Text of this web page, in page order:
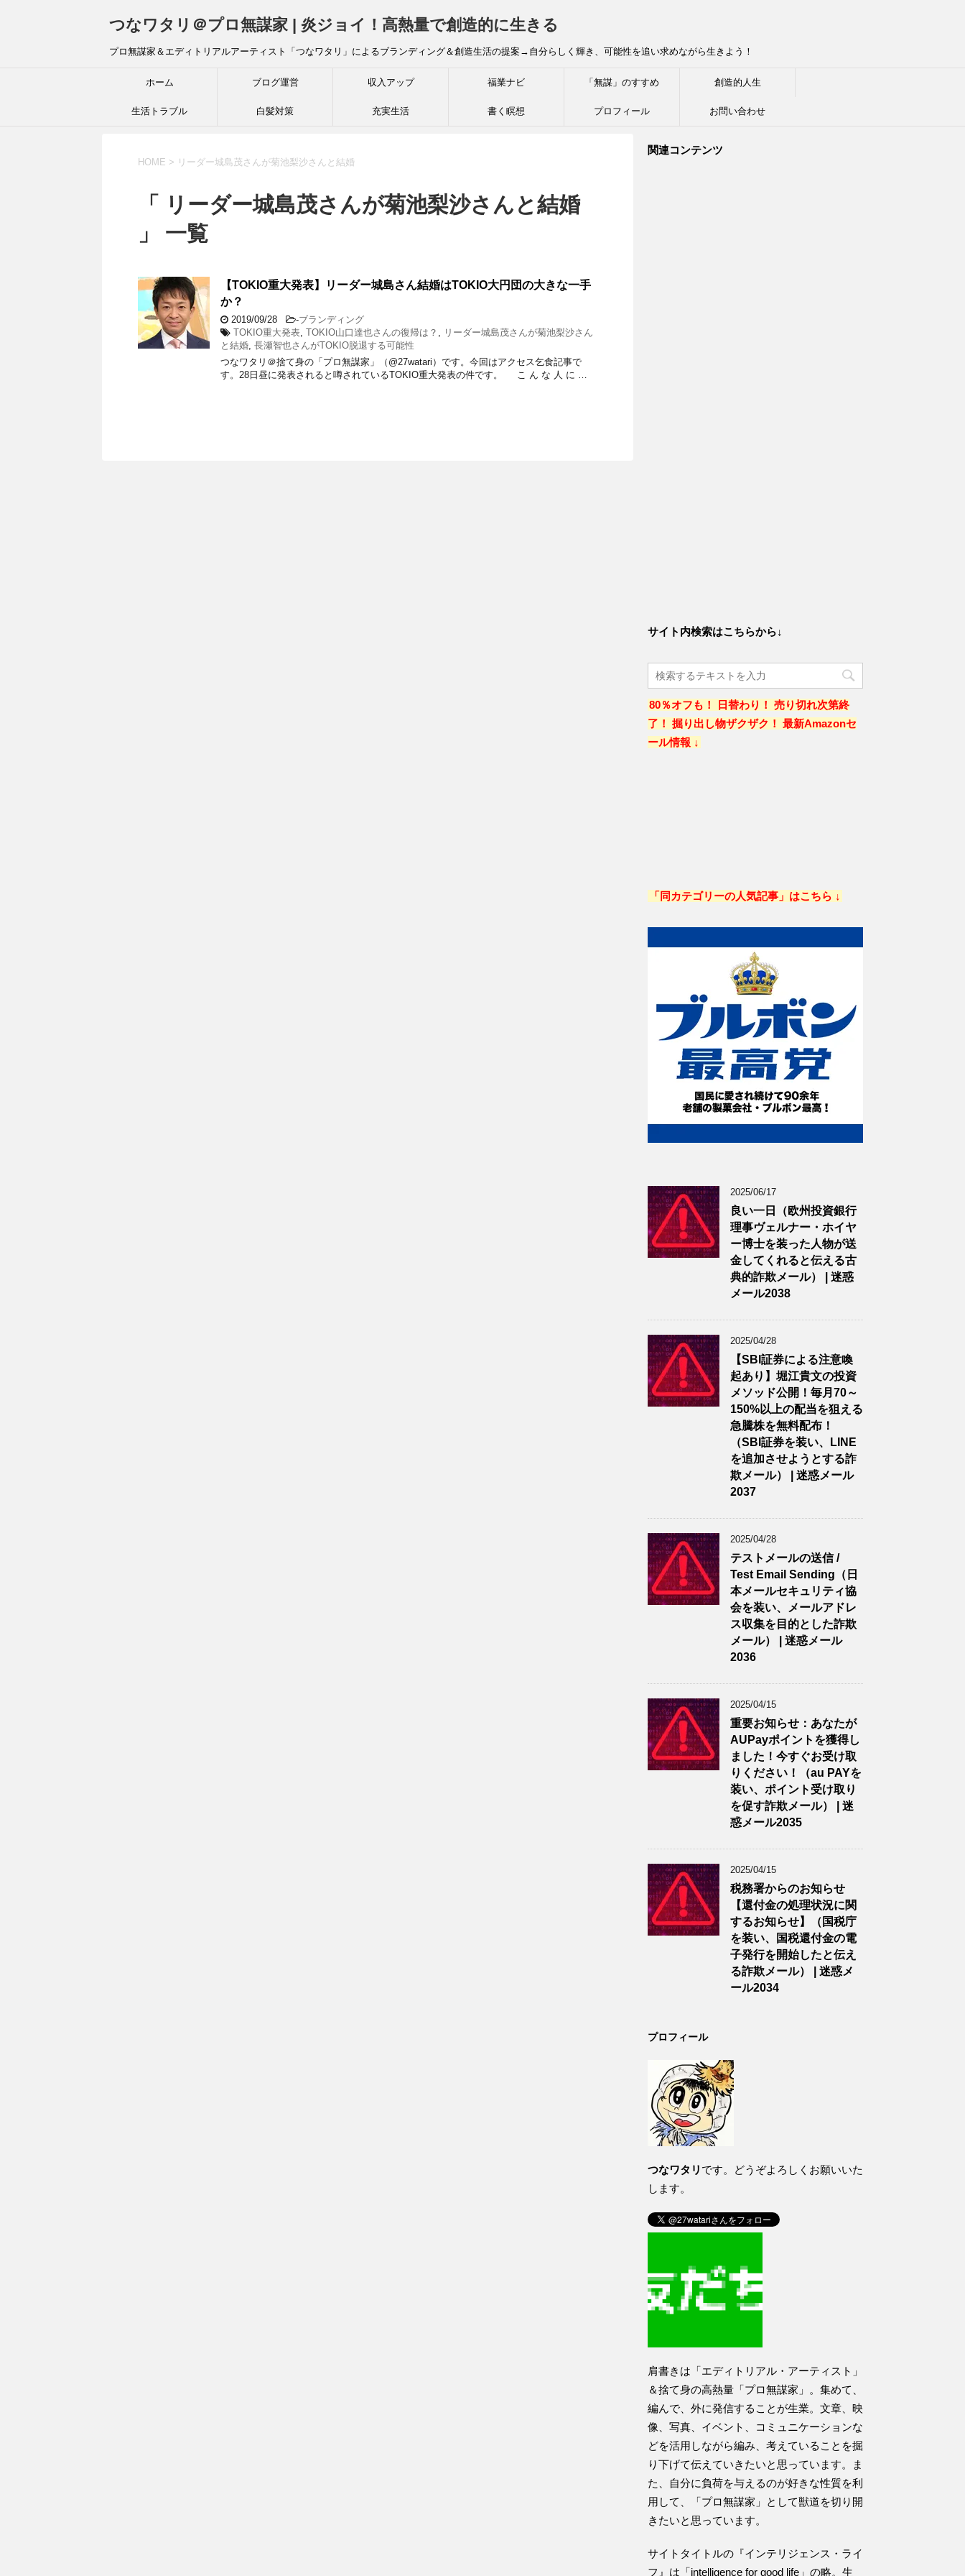
つなワタリ＠プロ無謀家 | 炎ジョイ！高熱量で創造的に生きる
プロ無謀家＆エディトリアルアーティスト「つなワタリ」によるブランディング＆創造生活の提案→自分らしく輝き、可能性を追い求めながら生きよう！
ホーム ブログ運営 収入アップ 福業ナビ 「無謀」のすすめ 創造的人生
生活トラブル 白髪対策 充実生活 書く瞑想 プロフィール お問い合わせ
HOME > リーダー城島茂さんが菊池梨沙さんと結婚
「 リーダー城島茂さんが菊池梨沙さんと結婚
」 一覧
【TOKIO重大発表】リーダー城島さん結婚はTOKIO大円団の大きな一手
か？
2019/09/28 -ブランディング
TOKIO重大発表, TOKIO山口達也さんの復帰は？ , リーダー城島茂さんが菊池梨沙さん
と結婚, 長瀬智也さんがTOKIO脱退する可能性
つなワタリ＠捨て身の「プロ無謀家」（@27watari）です。今回はアクセス乞食記事で
す。28日昼に発表されると噂されているTOKIO重大発表の件です。 こ ん な 人 に …
関連コンテンツ
サイト内検索はこちらから↓
80％オフも！ 日替わり！ 売り切れ次第終
了！ 掘り出し物ザクザク！ 最新Amazonセ
ール情報 ↓
「同カテゴリーの人気記事」はこちら ↓
2025/06/17
良い一日（欧州投資銀行
理事ヴェルナー・ホイヤ
ー博士を装った人物が送
金してくれると伝える古
典的詐欺メール） | 迷惑
メール2038
2025/04/28
【SBI証券による注意喚
起あり】堀江貴文の投資
メソッド公開！毎月70～
150%以上の配当を狙える
急騰株を無料配布！
（SBI証券を装い、LINE
を追加させようとする詐
欺メール） | 迷惑メール
2037
2025/04/28
テストメールの送信 /
Test Email Sending（日
本メールセキュリティ協
会を装い、メールアドレ
ス収集を目的とした詐欺
メール） | 迷惑メール
2036
2025/04/15
重要お知らせ：あなたが
AUPayポイントを獲得し
ました！今すぐお受け取
りください！（au PAYを
装い、ポイント受け取り
を促す詐欺メール） | 迷
惑メール2035
2025/04/15
税務署からのお知らせ
【還付金の処理状況に関
するお知らせ】（国税庁
を装い、国税還付金の電
子発行を開始したと伝え
る詐欺メール） | 迷惑メ
ール2034
プロフィール
つなワタリ です。どうぞよろしくお願いいた
します。
肩書きは「エディトリアル・アーティスト」
＆捨て身の高熱量「プロ無謀家」。集めて、
編んで、外に発信することが生業。文章、映
像、写真、イベント、コミュニケーションな
どを活用しながら編み、考えていることを掘
り下げて伝えていきたいと思っています。ま
た、自分に負荷を与えるのが好きな性質を利
用して、「プロ無謀家」として獣道を切り開
きたいと思っています。
サイトタイトルの『インテリジェンス・ライ
フ』は「intelligence for good life」の略。生